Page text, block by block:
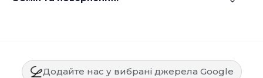
Додайте нас у вибрані джерела Google